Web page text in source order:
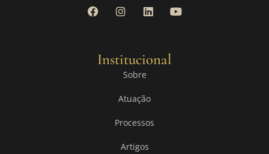
Institucional
Sobre
Atuação
Processos
Artigos